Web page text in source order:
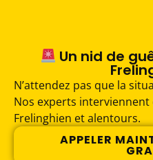
Un nid de
N’attendez pas que la
Nos experts
Frelinghien et alentours.
APPELER